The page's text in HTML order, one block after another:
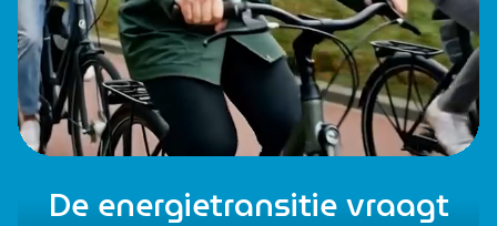
De energietransitie vraagt